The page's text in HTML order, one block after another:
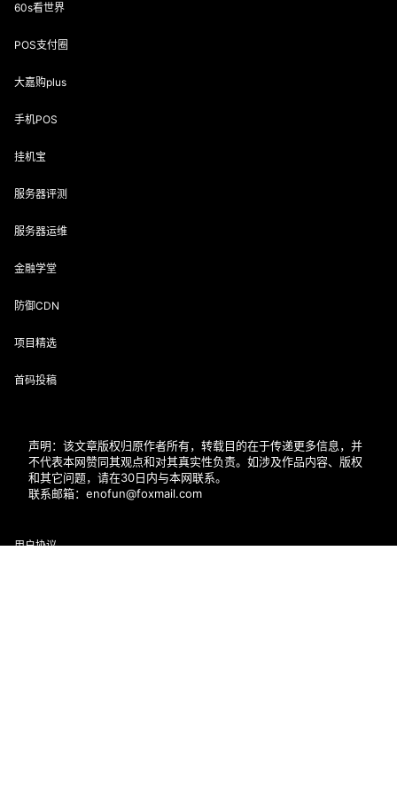
60s看世界
POS支付圈
大嘉购plus
手机POS
挂机宝
服务器评测
服务器运维
金融学堂
防御CDN
项目精选
首码投稿
声明：该文章版权归原作者所有，转载目的在于传递更多信息，并
不代表本网赞同其观点和对其真实性负责。如涉及作品内容、版权
和其它问题，请在30日内与本网联系。
联系邮箱：enofun@foxmail.com
用户协议